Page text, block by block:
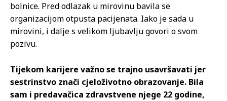
bolnice. Pred odlazak u mirovinu bavila se
organizacijom otpusta pacijenata. Iako je sada u
mirovini, i dalje s velikom ljubavlju govori o svom
pozivu.
Tijekom karijere važno se trajno usavršavati jer
sestrinstvo znači cjeloživotno obrazovanje. Bila
sam i predavačica zdravstvene njege 22 godine,